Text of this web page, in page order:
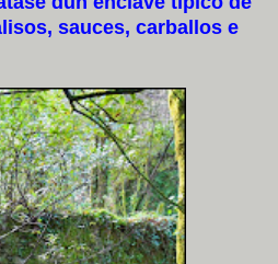
sauces, carballos e